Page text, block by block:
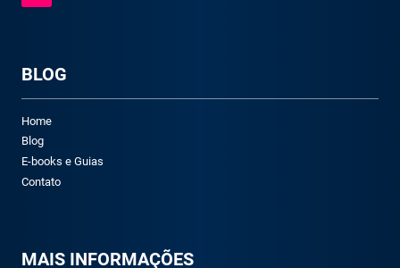
BLOG
Home
Blog
E-books e Guias
Contato
MAIS INFORMAÇÕES